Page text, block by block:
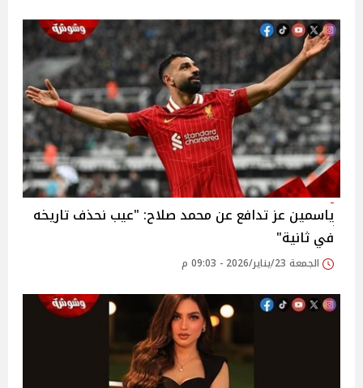
ياسمين عز تدافع عن محمد صلاح: "عيب نحذف تاريخه
في ثانية"
الجمعة 23/يناير/2026 - 09:03 م